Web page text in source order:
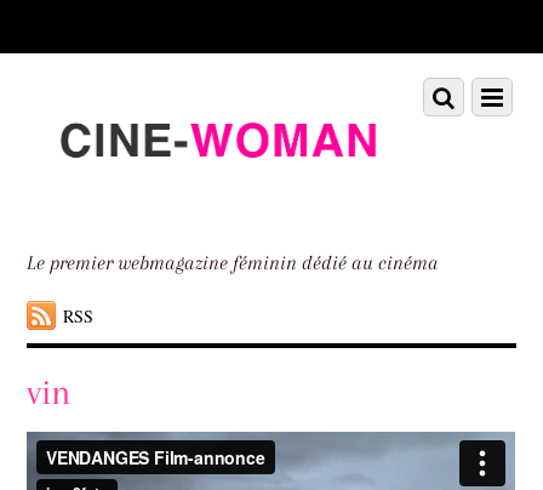
down
Le premier webmagazine féminin dédié au cinéma
RSS
Menu
Scroll
down
vin